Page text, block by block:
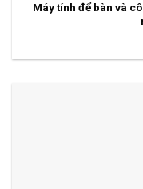
Máy tính để bàn và